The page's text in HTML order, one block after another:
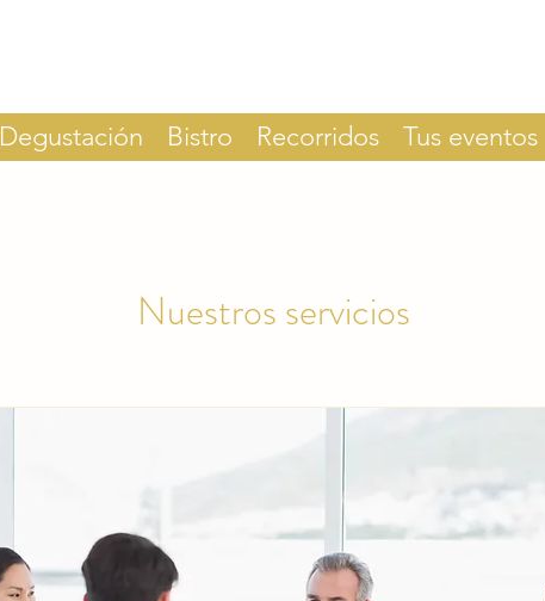
Degustación Bistro Recorridos Tus eventos
Nuestros servicios